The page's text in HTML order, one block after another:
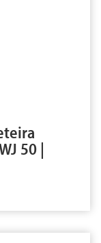
50 |